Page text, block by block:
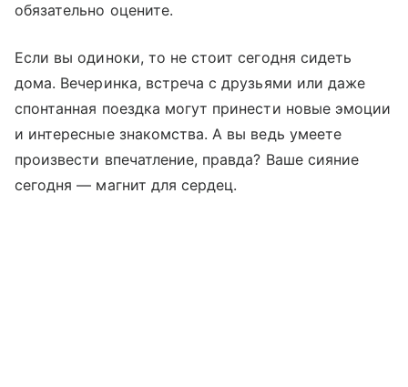
обязательно оцените.
Если вы одиноки, то не стоит сегодня сидеть
дома. Вечеринка, встреча с друзьями или даже
спонтанная поездка могут принести новые эмоции
и интересные знакомства. А вы ведь умеете
произвести впечатление, правда? Ваше сияние
сегодня — магнит для сердец.